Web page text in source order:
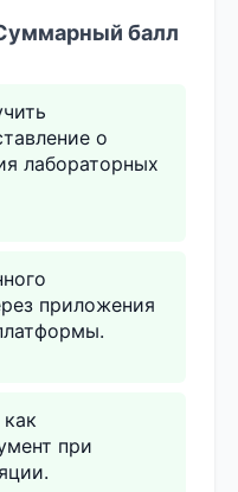
балл
о
лабораторных
приложения
при